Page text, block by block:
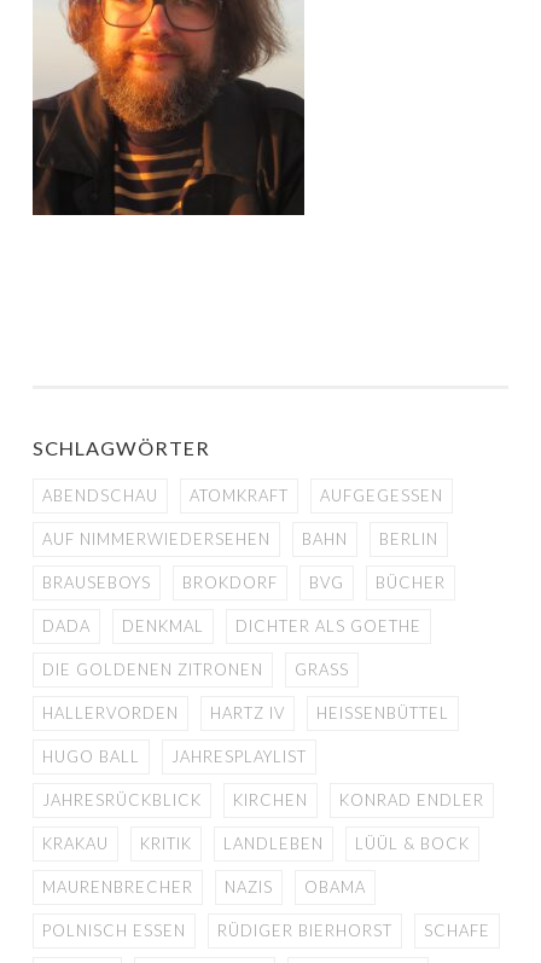
SCHLAGWÖRTER
ABENDSCHAU ATOMKRAFT AUFGEGESSEN
AUF NIMMERWIEDERSEHEN BAHN BERLIN
BRAUSEBOYS BROKDORF BVG BÜCHER
DADA DENKMAL DICHTER ALS GOETHE
DIE GOLDENEN ZITRONEN GRASS
HALLERVORDEN HARTZ IV HEISSENBÜTTEL
HUGO BALL JAHRESPLAYLIST
JAHRESRÜCKBLICK KIRCHEN KONRAD ENDLER
KRAKAU KRITIK LANDLEBEN LÜÜL & BOCK
MAURENBRECHER NAZIS OBAMA
POLNISCH ESSEN RÜDIGER BIERHORST SCHAFE